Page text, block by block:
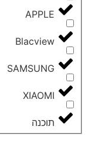
APPLE
Blacview
SAMSUNG
XIAOMI
תוכנה